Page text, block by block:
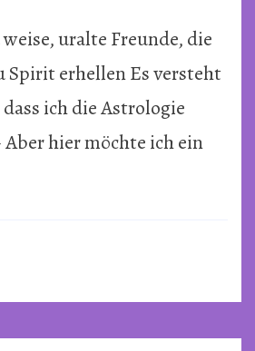
heilige
uralte Freunde, die
Spirit erhellen Es versteht
ich die Astrologie
hier möchte ich ein